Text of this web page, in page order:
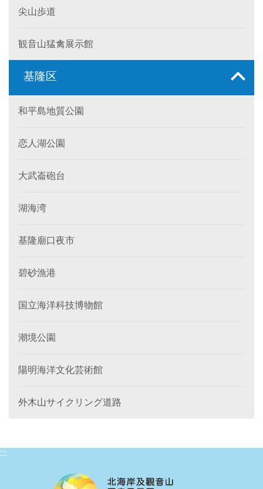
尖山歩道
観音山猛禽展示館
基隆区
和平島地質公園
恋人湖公園
大武崙砲台
湖海湾
基隆廟口夜市
碧砂漁港
国立海洋科技博物館
潮境公園
陽明海洋文化芸術館
外木山サイクリング道路
:::